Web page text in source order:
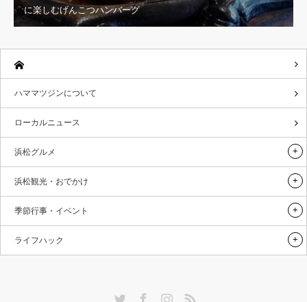
に楽しむげんこつハンバーグ
ハママツジンについて
ローカルニュース
浜松グルメ
浜松観光・おでかけ
季節行事・イベント
ライフハック